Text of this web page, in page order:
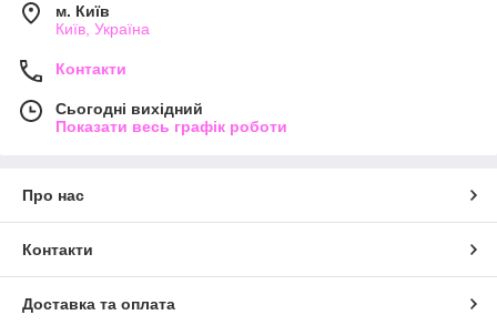
м. Київ
Київ, Україна
Контакти
Сьогодні вихідний
Показати весь графік роботи
Про нас
Контакти
Доставка та оплата